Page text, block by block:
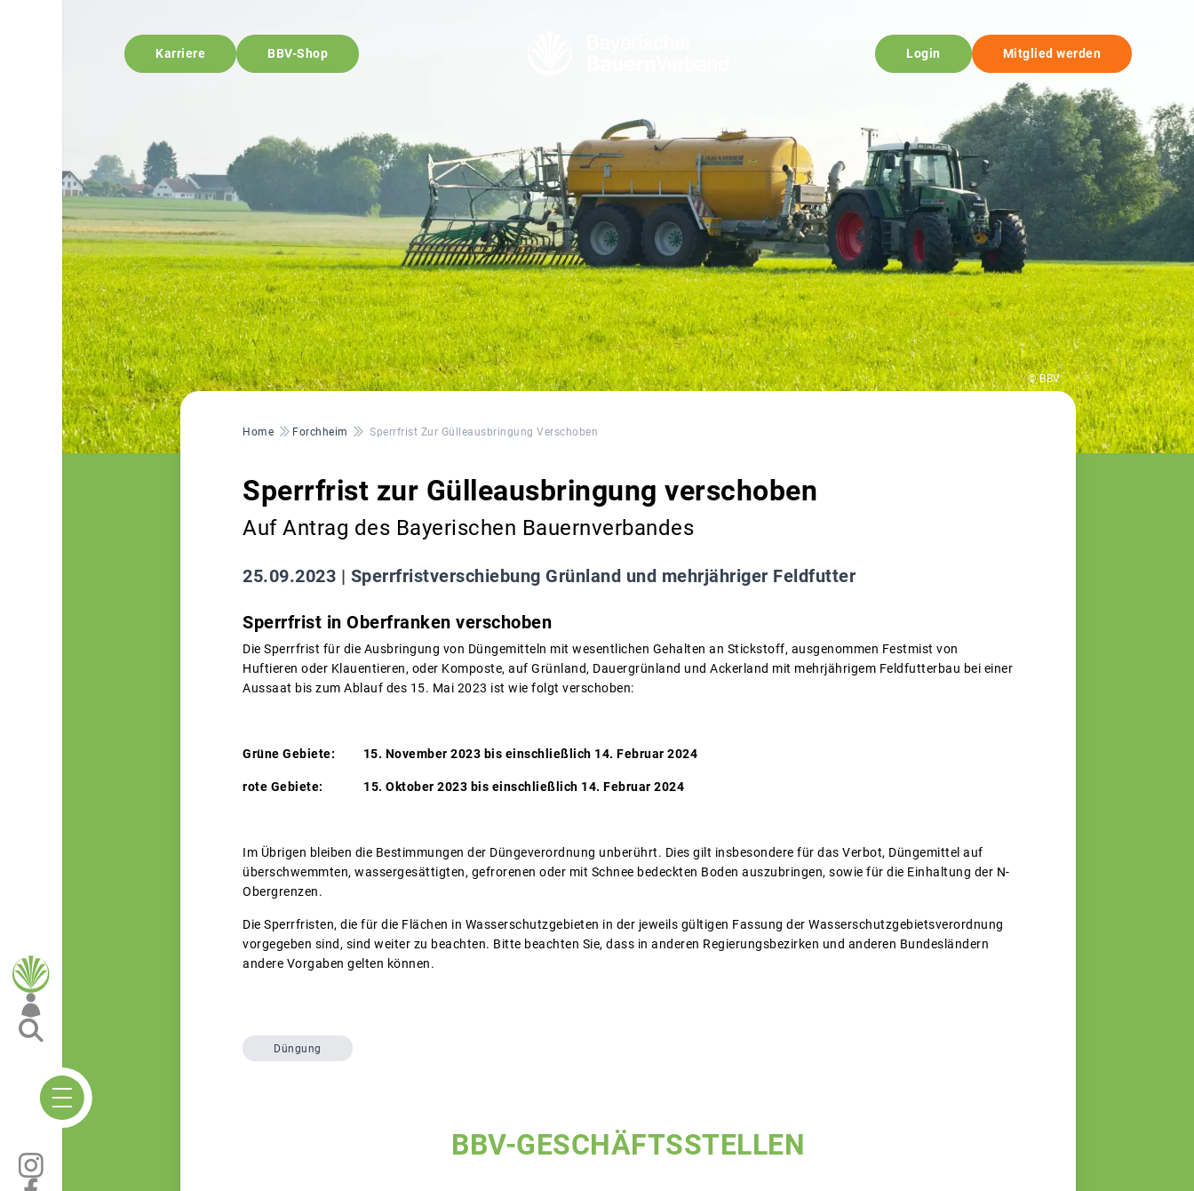
Karriere BBV-Shop Login Mitglied werden
© BBV
Pfadnavigation
Home Forchheim Sperrfrist Zur Gülleausbringung Verschoben
Sperrfrist zur Gülleausbringung verschoben
Auf Antrag des Bayerischen Bauernverbandes
25.09.2023 | Sperrfristverschiebung Grünland und mehrjähriger Feldfutter
Sperrfrist in Oberfranken verschoben
Die Sperrfrist für die Ausbringung von Düngemitteln mit wesentlichen Gehalten an Stickstoff, ausgenommen Festmist von
Huftieren oder Klauentieren, oder Komposte, auf Grünland, Dauergrünland und Ackerland mit mehrjährigem Feldfutterbau bei einer
Aussaat bis zum Ablauf des 15. Mai 2023 ist wie folgt verschoben:
Grüne Gebiete: 15. November 2023 bis einschließlich 14. Februar 2024
rote Gebiete: 15. Oktober 2023 bis einschließlich 14. Februar 2024
Im Übrigen bleiben die Bestimmungen der Düngeverordnung unberührt. Dies gilt insbesondere für das Verbot, Düngemittel auf
überschwemmten, wassergesättigten, gefrorenen oder mit Schnee bedeckten Boden auszubringen, sowie für die Einhaltung der N-
Obergrenzen.
Die Sperrfristen, die für die Flächen in Wasserschutzgebieten in der jeweils gültigen Fassung der Wasserschutzgebietsverordnung
vorgegeben sind, sind weiter zu beachten. Bitte beachten Sie, dass in anderen Regierungsbezirken und anderen Bundesländern
andere Vorgaben gelten können.
Düngung
BBV-GESCHÄFTSSTELLEN